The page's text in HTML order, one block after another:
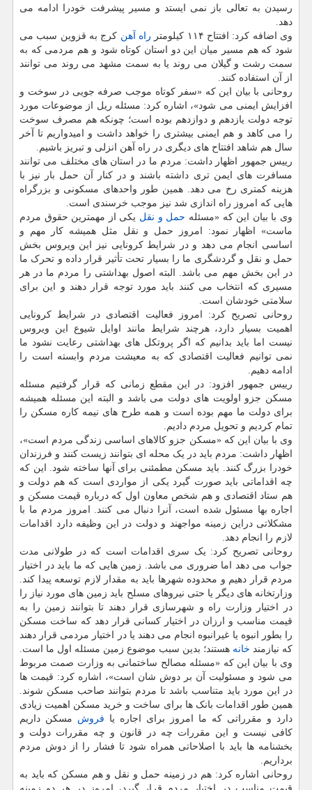
رسیدن به تعالی باز نمی ایستد و مسیر پیشرفت خودرا ادامه می
دهد.
وی اضافه کرد: افتتاح ۱۱۴ کیلومتر
راه آهن کرج به قزوین سبب می
شود که هم مسیر میان این دو استان کوتاه شود و هم مردمی که به
سمت رشت و گیلان می روند یا به سمت مشهد می روند می توانند
از آن استفاده کنند.
روحانی با بیان این که «سفر کوتاه موجب صرفه جویی در سوخت و
افزایش ایمنی می شود»، اشاره کرد: مسئله ریل از موضوعات مورد
توجه دولت یازدهم و دوازدهم بوده است؛ چونکه هم مصرف سوخت
را می کاهد و هم ایمنی بیشتری را خواهد داشت و امیدواریم تا آخر
سال هم شاهد افتتاح های دیگری در راه آهن انزلی و تبریز باشیم.
رییس جمهور اظهار داشت: مردم ما در استان های مختلف می توانند
مسافرت های ایمن تری داشته باشند و در کنار آن حمل بار نیز با
هزینه کمتری رخ می دهد. همین طور واحدهای مسکونی و بزرگراه
هایی که امروز راه اندازی شد نیز موجب خرسندی است.
وی با بیان این که «مسئله حمل و نقل یکی از مهمترین حقوق مردم
ماست» اظهار نمود: امروز حمل و نقل مثل همیشه کار مهم و
اساسی انجام می دهد و در شرایط کرونایی نیز این ویروس بخش
حمل و نقل و گردشگری ما را بسیار تحت تأثیر قرار داده و تحرک ما
در این بخش مهم می باشد. البته اصول بهداشتی را مردم ما در هر
مسیری که انتخاب می کنند باید مورد توجه قرار دهند و این برای
سلامتی خودشان است.
روحانی تصریح کرد: امروز فعالیت اقتصادی در شرایط کرونایی
اهمیت بسیار دارد، هرچند شرایط مانند اوایل شیوع این ویروس
نیست اما باید بدانیم که اگر پروتکل های بهداشتی رعایت نشود ما
نمی توانیم فعالیت اقتصادی که به معیشت مردم وابسته است را
ادامه دهیم.
رییس جمهور افزود: در این مقطع زمانی که قرار گرفتیم مسئله
مسکن جزو اولویت های دولت می باشد و البته این مسئله همیشه
برای دولت ما مهم بوده است و همه طرح های نیمه کاره مسکن را
تمام کردیم و تحویل مردم دادیم.
وی با بیان این که «مسکن جزو کالاهای اساسی زندگی مردم است»،
اظهار داشت: مردم باید در یک محله ای بتوانند زیست کنند و فرزندان
خودرا بزرگ کنند. باید مسکن مطمئنی برای آنها ساخته شود. این که
چه اقداماتی باید صورت گیرد یکی از مواردی است که هم دولت و
هم ستاد اقتصادی و هم شخص معاون اول که درباره قیمت مسکن و
اجاره بها مسئول شده است، آنرا دنبال می کنند. امروز مردم ما با
مشکلاتی دراین زمینه مواجهند و دولت در این وظیفه دارد اقدامات
لازم را انجام دهد.
روحانی تصریح کرد: یک سری اقدامات است که در طولانی مدت
جواب می دهد اما ضروری می باشد. زمین هایی که ما باید در اختیار
مردم قرار دهیم و محدوده شهرها باید به مقدار لازم توسعه پیدا کند.
وزارتخانه های دیگر یا حتی نیروهای مسلح باید زمین های مورد نیاز را
در اختیار وزارت راه و شهرسازی قرار دهند تا بتوانند زمین را به
قیمت مناسب و ارزان در اختیار کسانی قرار دهد که ساخت مسکن
را بطور انبوه یا غیرانبوه انجام می دهند یا در اختیار مردمی قرار دهند
که نیازمند خانه هستند؛ بدین سبب موضوع زمین مسئله اول ما است.
وی با بیان این که «مسئله مصالح ساختمانی به وزارت صمت مربوط
می شود و مسئولیت آن بر دوش شان است»، اشاره کرد: قیمت ها
در این مورد باید متناسب باشد تا مردم بتوانند صاحب مسکن شوند.
همین طور اقدامات بانک ها برای ساخت و خرید مسکن اهمیت زیادی
دارد و مقرراتی که ما امروز برای اجاره یا فروش مسکن داریم
کافی نیست و این مقررات چه در قانون و چه مقررات دولت و
بخشنامه ها باید با اصلاحاتی همراه شود تا فشار را از دوش مردم
برداریم.
روحانی اشاره کرد: هم در زمینه حمل و نقل و هم مسکن که باید به